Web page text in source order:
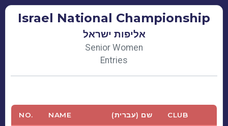
Israel National Championship
אליפות ישראל
Senior Women
Entries
NO. NAME שם (עברית) CLUB